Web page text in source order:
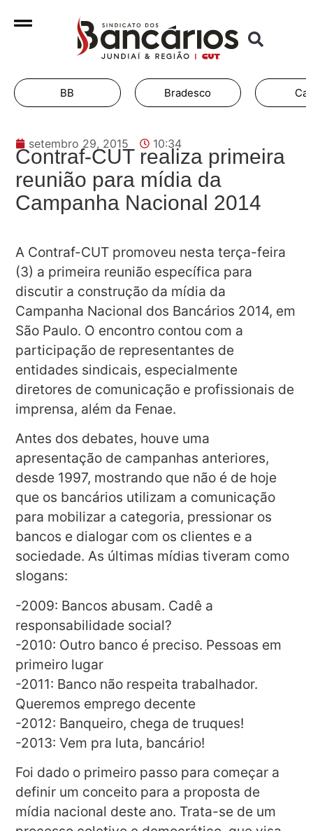
BB Bradesco
setembro 29, 2015 10:34
Contraf-CUT realiza primeira
reunião para mídia da
Campanha Nacional 2014
A Contraf-CUT promoveu nesta terça-feira
(3) a primeira reunião específica para
discutir a construção da mídia da
Campanha Nacional dos Bancários 2014, em
São Paulo. O encontro contou com a
participação de representantes de
entidades sindicais, especialmente
diretores de comunicação e profissionais de
imprensa, além da Fenae.
Antes dos debates, houve uma
apresentação de campanhas anteriores,
desde 1997, mostrando que não é de hoje
que os bancários utilizam a comunicação
para mobilizar a categoria, pressionar os
bancos e dialogar com os clientes e a
sociedade. As últimas mídias tiveram como
slogans:
-2009: Bancos abusam. Cadê a
responsabilidade social?
-2010: Outro banco é preciso. Pessoas em
primeiro lugar
-2011: Banco não respeita trabalhador.
Queremos emprego decente
-2012: Banqueiro, chega de truques!
-2013: Vem pra luta, bancário!
Foi dado o primeiro passo para começar a
definir um conceito para a proposta de
mídia nacional deste ano. Trata-se de um